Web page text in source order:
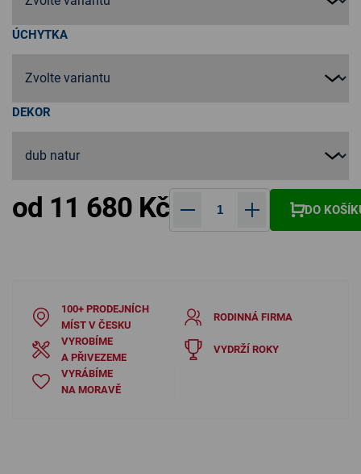
ÚCHYTKA
DEKOR
od 11 680 Kč DO
100+ PRODEJNÍCH
MÍST V ČESKU
RODINNÁ FIRMA
VYROBÍME
A PŘIVEZEME
VYDRŽÍ ROKY
VYRÁBÍME
NA MORAVĚ